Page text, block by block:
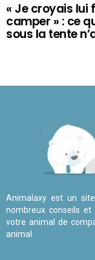
« Je croyais lui
camper » : ce
sous la tente
Animalaxy est un
nombreux conseils
votre animal de
animal.